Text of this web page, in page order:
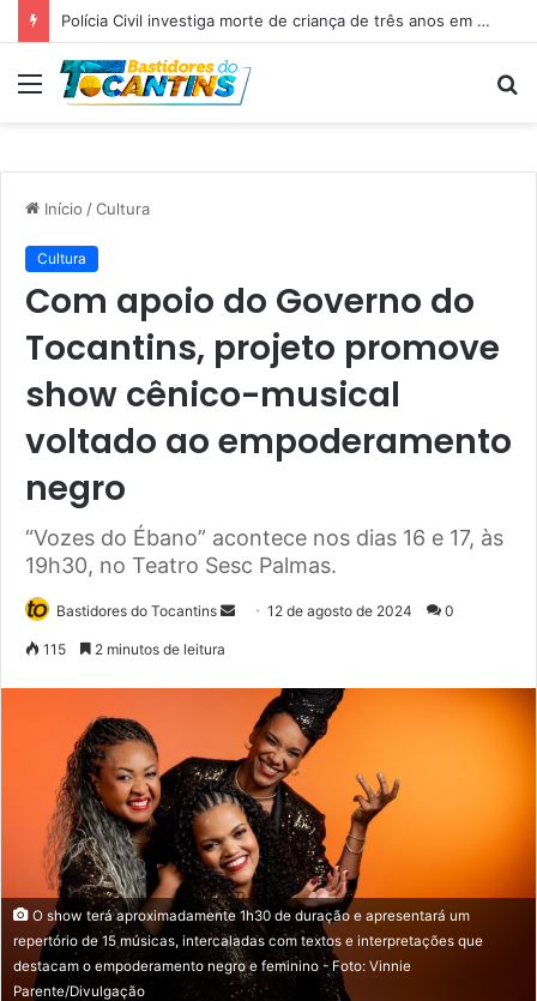
Polícia Civil investiga morte de criança de três anos em Palmas; pai é suspeito de agressão
Menu
Início /Cultura
Cultura
Com apoio do Governo do
Tocantins, projeto promove
show cênico-musical
voltado ao empoderamento
negro
“Vozes do Ébano” acontece nos dias 16 e 17, às
19h30, no Teatro Sesc Palmas.
Bastidores do Tocantins
u
m
e
-
m
a
l
12 de agosto de 2024 0
115 2 minutos de leitura
O show terá aproximadamente 1h30 de duração e apresentará um
repertório de 15 músicas, intercaladas com textos e interpretações que
destacam o empoderamento negro e feminino - Foto: Vinnie
Parente/Divulgação